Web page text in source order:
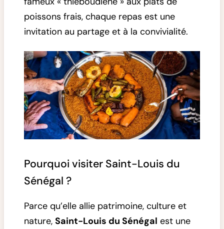
poissons frais, chaque repas est une
invitation au partage et à la convivialité.
Pourquoi visiter Saint-Louis du
Sénégal ?
Parce qu’elle allie patrimoine, culture et
nature, Saint-Louis du Sénégal est une